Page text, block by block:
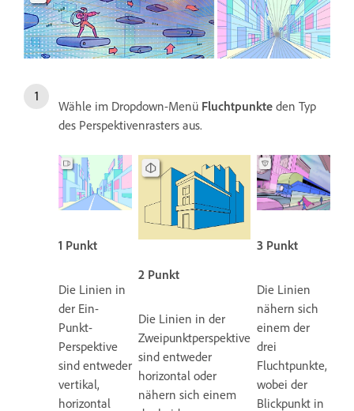
Wähle im Dropdown-Menü Fluchtpunkte den Typ
des Perspektivenrasters aus.
1 Punkt
Die Linien in
der Ein-
Punkt-
Perspektive
sind entweder
vertikal,
horizontal
2 Punkt
Die Linien in der
Zweipunktperspektive
sind entweder
horizontal oder
nähern sich einem
3 Punkt
Die Linien
nähern sich
einem der
drei
Fluchtpunkte,
wobei der
Blickpunkt in